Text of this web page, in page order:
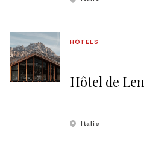
Hôtel de Len
HÔTELS
Italie